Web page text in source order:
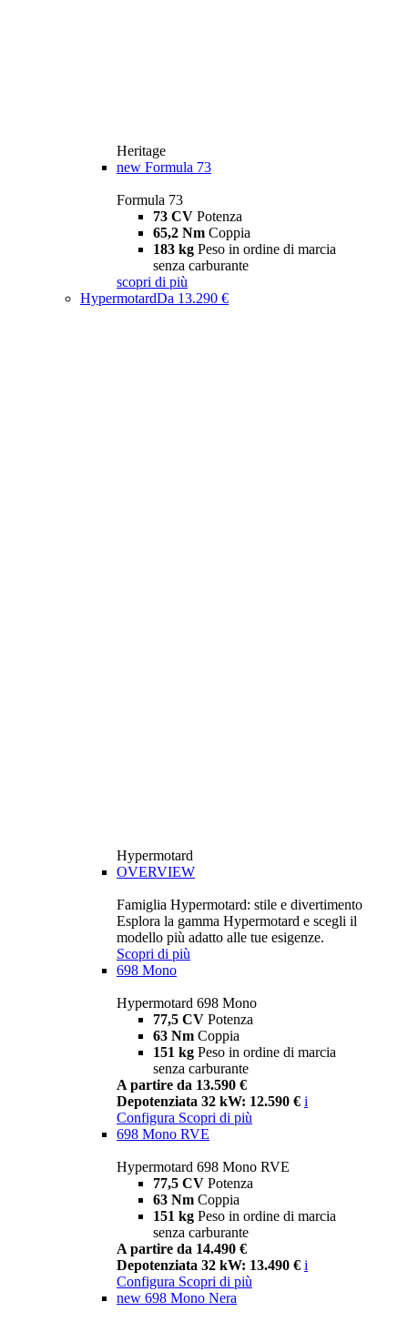
Heritage
new Formula 73
Formula 73
73 CV Potenza
65,2 Nm Coppia
183 kg Peso in ordine di marcia
senza carburante
scopri di più
HypermotardDa 13.290 €
Hypermotard
OVERVIEW
Famiglia Hypermotard: stile e divertimento
Esplora la gamma Hypermotard e scegli il
modello più adatto alle tue esigenze.
Scopri di più
698 Mono
Hypermotard 698 Mono
77,5 CV Potenza
63 Nm Coppia
151 kg Peso in ordine di marcia
senza carburante
A partire da 13.590 €
Depotenziata 32 kW: 12.590 € i
Configura Scopri di più
698 Mono RVE
Hypermotard 698 Mono RVE
77,5 CV Potenza
63 Nm Coppia
151 kg Peso in ordine di marcia
senza carburante
A partire da 14.490 €
Depotenziata 32 kW: 13.490 € i
Configura Scopri di più
new 698 Mono Nera